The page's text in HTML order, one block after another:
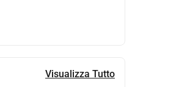
Visualizza Tutto